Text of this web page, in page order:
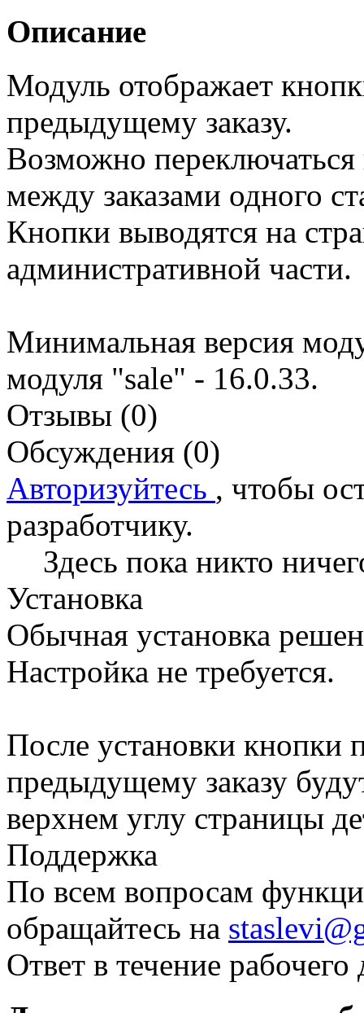
Описание
Модуль отображает
предыдущему заказу.
Возможно переключаться
между заказами одного
Кнопки выводятся на
административной части.
Минимальная версия
модуля "sale" - 16.0.33.
Отзывы (0)
Обсуждения (0)
Авторизуйтесь , чтобы
разработчику.
Здесь пока никто
Установка
Обычная установка
Настройка не требуется.
После установки кнопки
предыдущему заказу
верхнем углу страницы
Поддержка
По всем вопросам
обращайтесь на
Ответ в течение рабочего